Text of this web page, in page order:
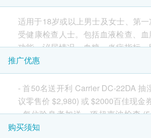
Hui H***
2026-07-07
產品全面，職員細心，流程𣈱順，醫生解釋
詳盡
身体检查项目全面 礼品吸引
$2,000 Apple 礼品卡
癌抗原125 (卵巢)
癌抗原15.3 (乳房)
甲种胚胎蛋白 (肝)
艾巴氏病毒抗体(鼻咽)
前列腺癌抗原
癌抗原 19.9 (胰脏)
癌胚抗原(结肠)
2 重点项目
氏抹片只可检验细胞病变，能更早发现
颈癌有极大帮助。
34% off
HK$500.0 HK$760
【特别优惠】复合粪便DNA检测(23种)
粪便DNA检测比传统显微镜更灵敏准确
精准辨识品种，同时可筛查肠道病毒与幽
疗对症下药。
50% off
HK$450.0
适用于18岁或以上男士及女士、第
受健康检查人士。包括血液检查、
功能、泌尿情况、血糖、炎症指标
送1项超声波检查及2项癌症指标测试。
- 每位验身者加送一项超声波检查(5
房或盆腔(子宫、卵巢、膀胱）或 甲状
- 每位验身者加送二项癌症指标测试
氏病毒全面抗体(鼻咽) 或甲种胚胎
推广优惠
- 首50名送开利 Carrier DC-22DA 抽
议零售价 $2,980) 或 $2000百佳现金
- 每位验身者加送一项超声波检查
乳房 或 盆腔(子宫、卵巢、膀胱）
购买须知